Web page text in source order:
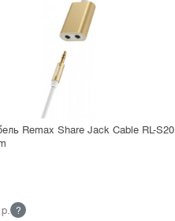
Remax Share Jack Cable RL-S20
?